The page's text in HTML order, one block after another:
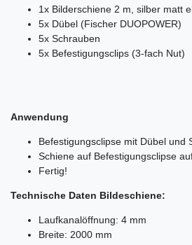
1x Bilderschiene 2 m, silber matt
5x Dübel (Fischer DUOPOWER)
5x Schrauben
5x Befestigungsclips (3-fach Nut)
Anwendung
Befestigungsclipse mit Dübel und
Schiene auf Befestigungsclipse
Fertig!
Technische Daten Bildeschiene:
Laufkanalöffnung: 4 mm
Breite: 2000 mm